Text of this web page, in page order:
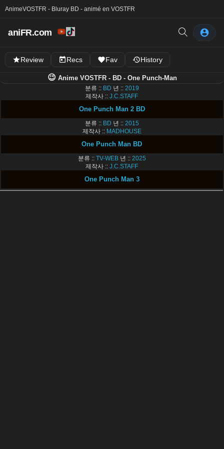
AnimeVOSTFR - Bluray BD - animé en VOSTFR
aniFR.com
Review Recs Fav History
😉 Anime VOSTFR - BD - One Punch-Man
분류 :: BD 년 :: 2019
제작사 ::J.C.STAFF
One Punch Man 2 BD
분류 :: BD 년 :: 2015
제작사 :: MADHOUSE
One Punch Man BD
분류 :: TV-WEB년 :: 2025
제작사 ::J.C.STAFF
One Punch Man 3